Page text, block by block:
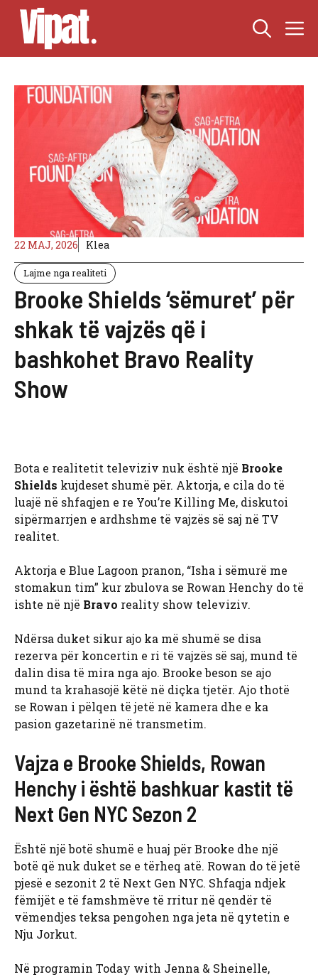
Skip
content
22 MAJ, 2026 Klea
Lajme nga realiteti
Brooke Shields ‘sëmuret’ për
shkak të vajzës që i
bashkohet Bravo Reality
Show
Bota e realitetit televiziv nuk është një Brooke
Shields kujdeset shumë për. Aktorja, e cila do të
luajë në shfaqjen e re You’re Killing Me, diskutoi
sipërmarrjen e ardhshme të vajzës së saj në TV
realitet.
Aktorja e Blue Lagoon pranon, “Isha i sëmurë me
stomakun tim” kur zbulova se Rowan Henchy do të
ishte në një Bravo reality show televiziv.
Ndërsa duket sikur ajo ka më shumë se disa
rezerva për koncertin e ri të vajzës së saj, mund të
dalin disa të mira nga ajo. Brooke beson se ajo
mund ta krahasojë këtë në diçka tjetër. Ajo thotë
se Rowan i pëlqen të jetë në kamera dhe e ka
pasion gazetarinë në transmetim.
Vajza e Brooke Shields, Rowan
Henchy i është bashkuar kastit të
Next Gen NYC Sezon 2
Është një botë shumë e huaj për Brooke dhe një
botë që nuk duket se e tërheq atë. Rowan do të jetë
pjesë e sezonit 2 të Next Gen NYC. Shfaqja ndjek
fëmijët e të famshmëve të rritur në qendër të
vëmendjes teksa pengohen nga jeta në qytetin e
Nju Jorkut.
Në programin Today with Jenna & Sheinelle,